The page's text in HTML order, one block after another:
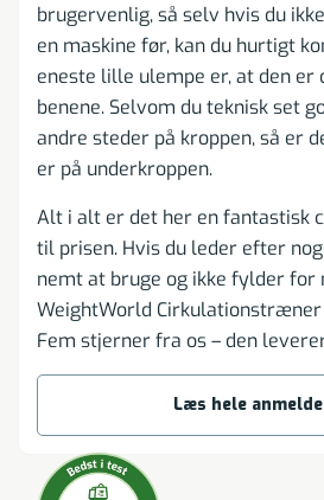
brugervenlig, så selv hvis du
en maskine før, kan du hurtigt
eneste lille ulempe er, at den
benene. Selvom du teknisk set
andre steder på kroppen, så er
er på underkroppen.
Alt i alt er det her en fantastisk
til prisen. Hvis du leder efter
nemt at bruge og ikke fylder for
WeightWorld
Fem stjerner fra os – den
Læs hele